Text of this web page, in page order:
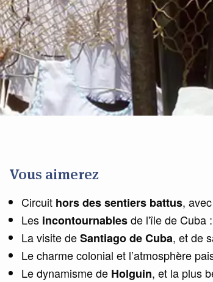
Vous aimerez
Circuit hors des sentiers battus,
Les incontournablesde l'île de Cuba
La visite deSantiago de Cuba, et de
Le charme colonial et l’atmosphère
Le dynamisme de Holguin, et la plus